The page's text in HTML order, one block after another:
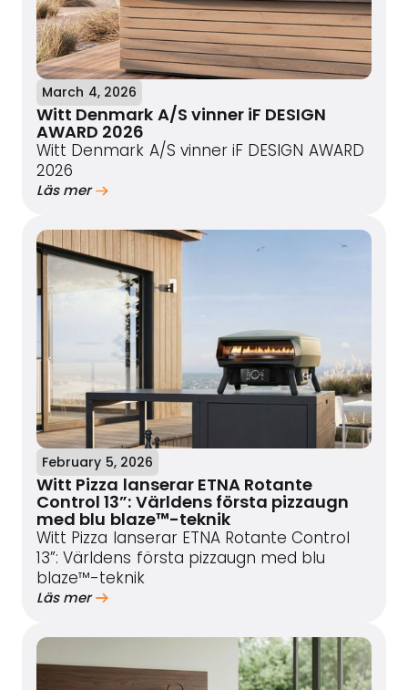
March 4, 2026
Witt Denmark A/S vinner iF DESIGN
AWARD 2026
Witt Denmark A/S vinner iF DESIGN AWARD
2026
Läs mer
February 5, 2026
Witt Pizza lanserar ETNA Rotante
Control 13”: Världens första pizzaugn
med blu blaze™-teknik
Witt Pizza lanserar ETNA Rotante Control
13”: Världens första pizzaugn med blu
blaze™-teknik
Läs mer